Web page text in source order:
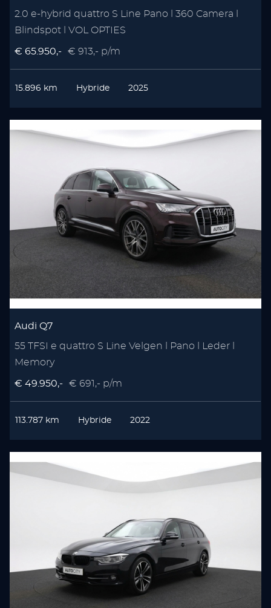
2.0 e-hybrid quattro S Line Pano l 360 Camera l
Blindspot l VOL OPTIES
€ 65.950,- € 913,- p/m
15.896 km Hybride 2025
Audi Q7
55 TFSI e quattro S Line Velgen l Pano l Leder l
Memory
€ 49.950,- € 691,- p/m
113.787 km Hybride 2022